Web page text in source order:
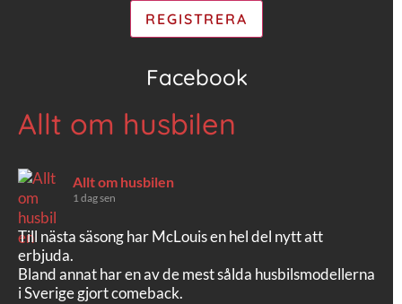
Facebook
Allt om husbilen
Allt om husbilen
1 dag sen
Till nästa säsong har McLouis en hel del nytt att
erbjuda.
Bland annat har en av de mest sålda husbilsmodellerna
i Sverige gjort comeback.